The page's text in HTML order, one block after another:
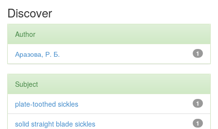
Discover
Author
1
Аразова, Р. Б.
Subject
1
plate-toothed sickles
1
solid straight blade sickles